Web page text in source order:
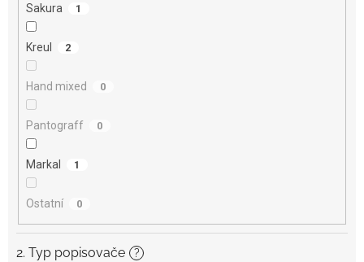
Sakura 1
Kreul 2
Hand mixed 0
Pantograff 0
Markal 1
Ostatní 0
2. Typ popisovače ?